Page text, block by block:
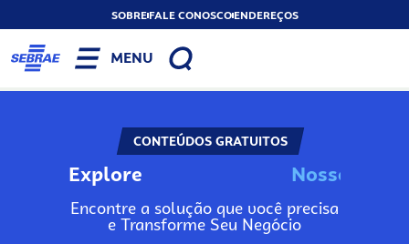
SOBREFALE CONOSCOENDEREÇOS
MENU
CONTEÚDOS GRATUITOS
Explore Nosso
Encontre a solução que você precisa
e Transforme Seu Negócio